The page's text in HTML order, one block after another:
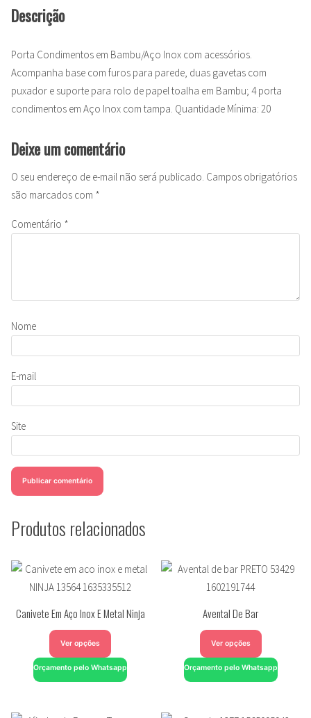
Descrição
Porta Condimentos em Bambu/Aço Inox com acessórios.
Acompanha base com furos para parede, duas gavetas com
puxador e suporte para rolo de papel toalha em Bambu; 4 porta
condimentos em Aço Inox com tampa. Quantidade Mínima: 20
Deixe um comentário
O seu endereço de e-mail não será publicado. Campos obrigatórios
são marcados com *
Comentário *
Nome
E-mail
Site
Produtos relacionados
Canivete Em Aço Inox E Metal Ninja
Ver opções
Orçamento pelo Whatsapp
Avental De Bar
Ver opções
Orçamento pelo Whatsapp